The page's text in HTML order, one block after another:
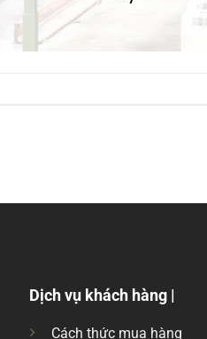
Dịch vụ khách hàng |
Cách thức mua hàng